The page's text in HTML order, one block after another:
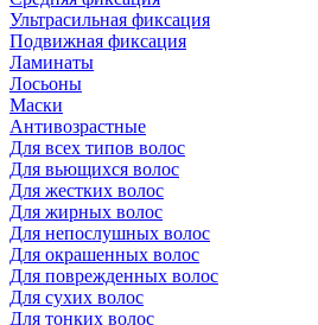
Ультрасильная фиксация
Подвижная фиксация
Ламинаты
Лосьоны
Маски
Антивозрастные
Для всех типов волос
Для вьющихся волос
Для жестких волос
Для жирных волос
Для непослушных волос
Для окрашенных волос
Для поврежденных волос
Для сухих волос
Для тонких волос